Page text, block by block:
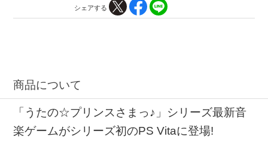
シェアする
商品について
「うたの☆プリンスさまっ♪」シリーズ最新音
楽ゲームがシリーズ初のPS Vitaに登場!